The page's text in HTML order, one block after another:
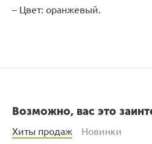
– Цвет: оранжевый.
Возможно, вас это
Хиты продаж Новинки